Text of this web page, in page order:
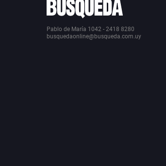
Pablo de María 1042 - 2418 8280
busquedaonline@busqueda.com.uy